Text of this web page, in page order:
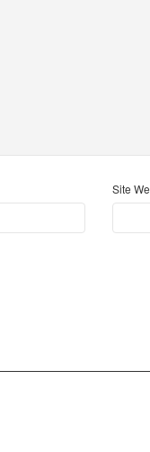
Site